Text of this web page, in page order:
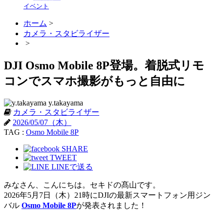
イベント
ホーム >
カメラ・スタビライザー
>
DJI Osmo Mobile 8P登場。着脱式リモ
コンでスマホ撮影がもっと自由に
y.takayama
カメラ・スタビライザー
2026/05/07（木）
TAG : Osmo Mobile 8P
SHARE
TWEET
LINEで送る
みなさん、こんにちは。セキドの髙山です。
2026年5月7日（木）21時にDJIの最新スマートフォン用ジン
バル Osmo Mobile 8Pが発表されました！